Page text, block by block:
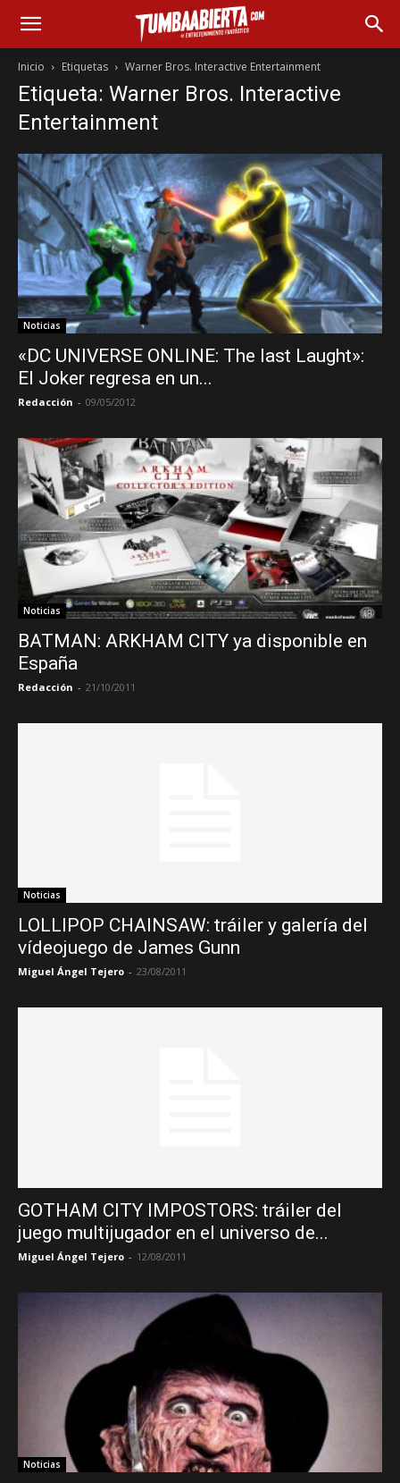
Inicio Etiquetas Warner Bros. Interactive Entertainment
Etiqueta: Warner Bros. Interactive
Entertainment
Noticias
«DC UNIVERSE ONLINE: The last Laught»:
El Joker regresa en un...
Redacción - 09/05/2012
Noticias
BATMAN: ARKHAM CITY ya disponible en
España
Redacción - 21/10/2011
Noticias
LOLLIPOP CHAINSAW: tráiler y galería del
vídeojuego de James Gunn
Miguel Ángel Tejero - 23/08/2011
GOTHAM CITY IMPOSTORS: tráiler del
juego multijugador en el universo de...
Miguel Ángel Tejero - 12/08/2011
Noticias